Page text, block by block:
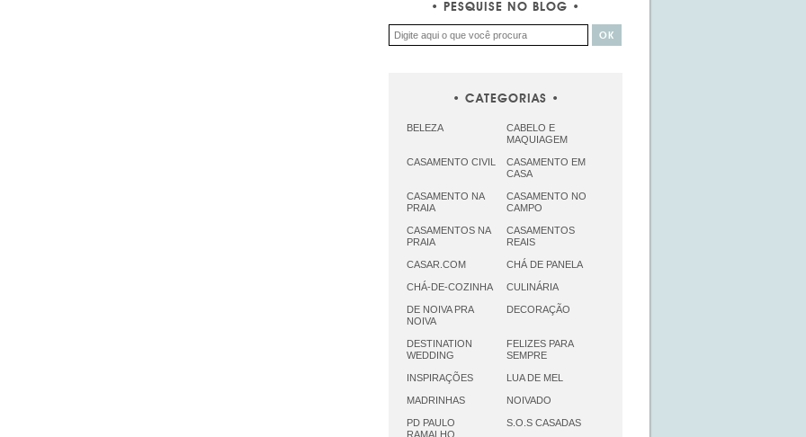
PESQUISE NO BLOG
CATEGORIAS
BELEZA
CABELO E
MAQUIAGEM
CASAMENTO CIVIL
CASAMENTO EM
CASA
CASAMENTO NA
PRAIA
CASAMENTO NO
CAMPO
CASAMENTOS NA
PRAIA
CASAMENTOS
REAIS
CASAR.COM CHÁ DE PANELA
CHÁ-DE-COZINHA CULINÁRIA
DE NOIVA PRA
NOIVA
DECORAÇÃO
DESTINATION
WEDDING
FELIZES PARA
SEMPRE
INSPIRAÇÕES LUA DE MEL
MADRINHAS NOIVADO
PD PAULO
RAMALHO
S.O.S CASADAS